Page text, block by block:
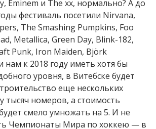
Eminem и The xx, нормально? А до
фестиваль посетили Nirvana,
The Smashing Pumpkins, Foo
Metallica, Green Day, Blink-182,
Punk, Iron Maiden, Björk
нам к 2018 году иметь хотя бы
уровня, в Витебске будет
еще нескольких
тысяч номеров, а стоимость
смело умножать на 5. И не
Чемпионаты Мира по хоккею — в